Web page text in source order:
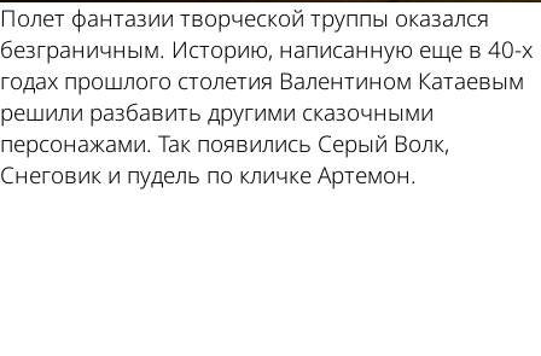
Полет фантазии творческой труппы оказался
безграничным. Историю, написанную еще в 40-х
годах прошлого столетия Валентином Катаевым
решили разбавить другими сказочными
персонажами. Так появились Серый Волк,
Снеговик и пудель по кличке Артемон.